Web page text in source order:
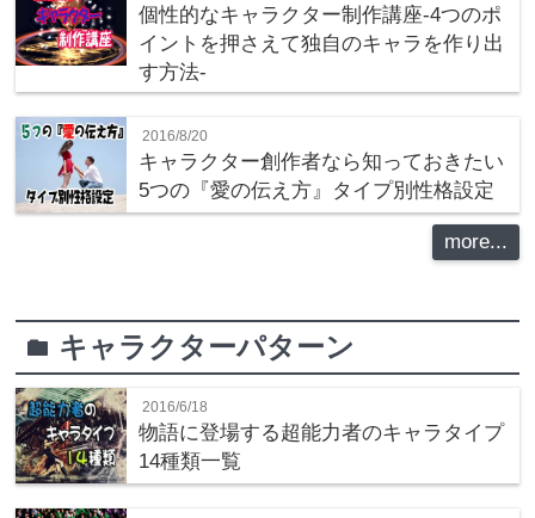
個性的なキャラクター制作講座‐4つのポ
イントを押さえて独自のキャラを作り出
す方法‐
2016/8/20
キャラクター創作者なら知っておきたい
5つの『愛の伝え方』タイプ別性格設定
more...
folder キャラクターパターン
2016/6/18
物語に登場する超能力者のキャラタイプ
14種類一覧